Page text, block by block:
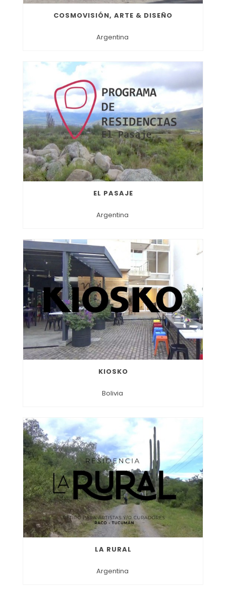
COSMOVISIÓN, ARTE & DISEÑO
Argentina
EL PASAJE
Argentina
KIOSKO
Bolivia
LA RURAL
Argentina